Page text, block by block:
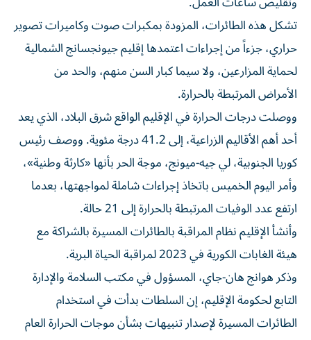
تشكل هذه الطائرات، المزودة بمكبرات صوت وكاميرات ‌تصوير
حراري، جزءاً من إجراءات اعتمدها إقليم جيونجسانج الشمالية
⁠لحماية المزارعين، ولا سيما كبار السن منهم، والحد من
الأمراض المرتبطة بالحرارة.
ووصلت درجات الحرارة في الإقليم الواقع شرق البلاد، الذي يعد
أحد أهم الأقاليم الزراعية، إلى 41.2 درجة مئوية. ووصف رئيس
كوريا الجنوبية، لي ​جيه-ميونج، موجة الحر بأنها «كارثة وطنية»،
وأمر اليوم الخميس باتخاذ إجراءات شاملة لمواجهتها، بعدما
ارتفع عدد الوفيات المرتبطة بالحرارة إلى 21 حالة.
وأنشأ الإقليم نظام المراقبة ⁠بالطائرات المسيرة بالشراكة مع
هيئة الغابات الكورية في 2023 لمراقبة الحياة البرية.
وذكر هوانج هان-جاي، المسؤول في مكتب ​السلامة ‌والإدارة
التابع لحكومة الإقليم، إن السلطات بدأت في استخدام
الطائرات المسيرة لإصدار تنبيهات بشأن موجات الحرارة العام